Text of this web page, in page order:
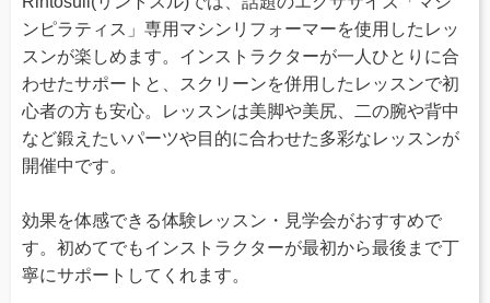
ンピラティス」専用マシンリフォーマーを使用したレッ
スンが楽しめます。インストラクターが一人ひとりに合
わせたサポートと、スクリーンを併用したレッスンで初
心者の方も安心。レッスンは美脚や美尻、二の腕や背中
など鍛えたいパーツや目的に合わせた多彩なレッスンが
開催中です。
効果を体感できる体験レッスン・見学会がおすすめで
す。初めてでもインストラクターが最初から最後まで丁
寧にサポートしてくれます。